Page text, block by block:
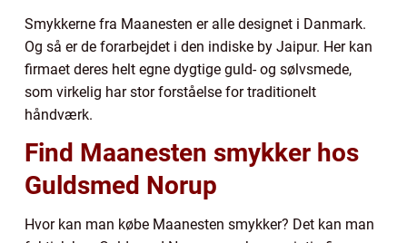
Smykkerne fra Maanesten er alle designet i Danmark.
Og så er de forarbejdet i den indiske by Jaipur. Her kan
firmaet deres helt egne dygtige guld- og sølvsmede,
som virkelig har stor forståelse for traditionelt
håndværk.
Find Maanesten smykker hos
Guldsmed Norup
Hvor kan man købe Maanesten smykker? Det kan man